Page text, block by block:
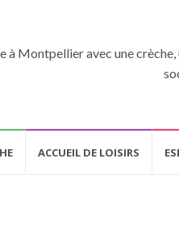
à Montpellier avec une
ACCUEIL DE LOISIRS